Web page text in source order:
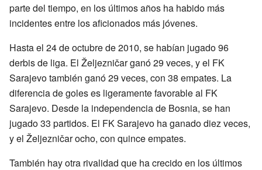
parte del tiempo, en los últimos años ha habido más
incidentes entre los aficionados más jóvenes.
Hasta el 24 de octubre de 2010, se habían jugado 96
derbis de liga. El Željezničar ganó 29 veces, y el FK
Sarajevo también ganó 29 veces, con 38 empates. La
diferencia de goles es ligeramente favorable al FK
Sarajevo. Desde la independencia de Bosnia, se han
jugado 33 partidos. El FK Sarajevo ha ganado diez veces,
y el Željezničar ocho, con quince empates.
También hay otra rivalidad que ha crecido en los últimos